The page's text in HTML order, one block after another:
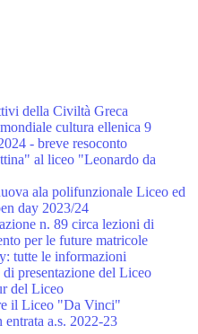
della Civiltà Greca
cultura ellenica 9
- breve resoconto
al liceo "Leonardo da
ala polifunzionale Liceo ed
day 2023/24
n. 89 circa lezioni di
per le future matricole
tutte le informazioni
presentazione del Liceo
del Liceo
il Liceo "Da Vinci"
entrata a.s. 2022-23